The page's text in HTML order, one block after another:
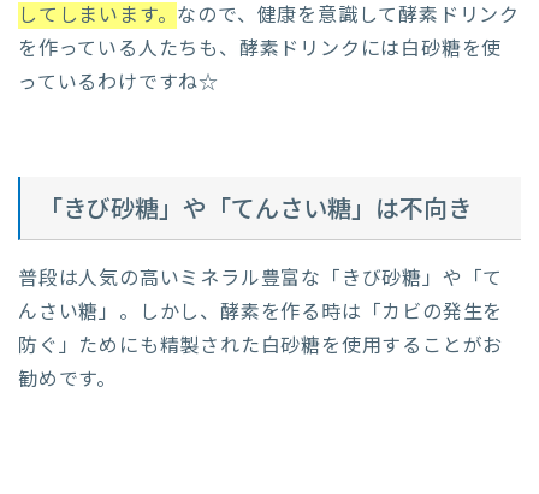
してしまいます。 なので、健康を意識して酵素ドリンク
を作っている人たちも、酵素ドリンクには白砂糖を使
っているわけですね☆
「きび砂糖」や「てんさい糖」は不向き
普段は人気の高いミネラル豊富な「きび砂糖」や「て
んさい糖」。しかし、酵素を作る時は「カビの発生を
防ぐ」ためにも精製された白砂糖を使用することがお
勧めです。